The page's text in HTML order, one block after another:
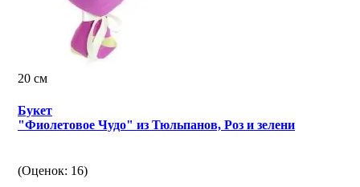
20 см
Букет
"Фиолетовое Чудо" из Тюльпанов, Роз и зелени
(Оценок: 16)